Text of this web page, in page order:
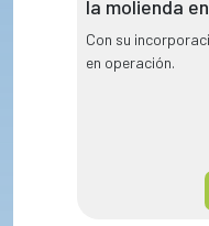
la molienda
Con su
en operación.